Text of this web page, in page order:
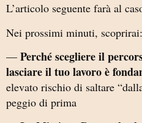
L’articolo seguente farà al
Nei prossimi minuti, scoprirai:
— Perché scegliere il
lasciare il tuo lavoro è
elevato rischio di saltare
peggio di prima